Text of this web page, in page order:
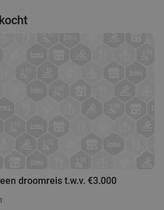
droomreis t.w.v. €3.000